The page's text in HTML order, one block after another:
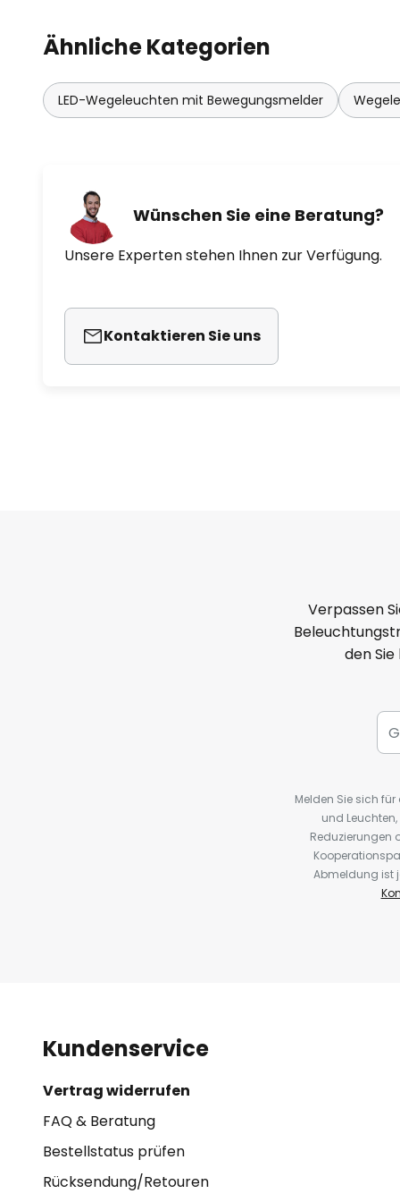
Ähnliche Kategorien
LED-Wegeleuchten mit Bewegungsmelder
Wünschen Sie eine Beratung?
Unsere Experten stehen Ihnen zur Verfügung.
Kontaktieren Sie uns
Verpassen
den
Melden Sie sich
und
Reduzierungen
Abmeldung ist
Kundenservice
Vertrag widerrufen
FAQ & Beratung
Bestellstatus prüfen
Rücksendung/Retouren